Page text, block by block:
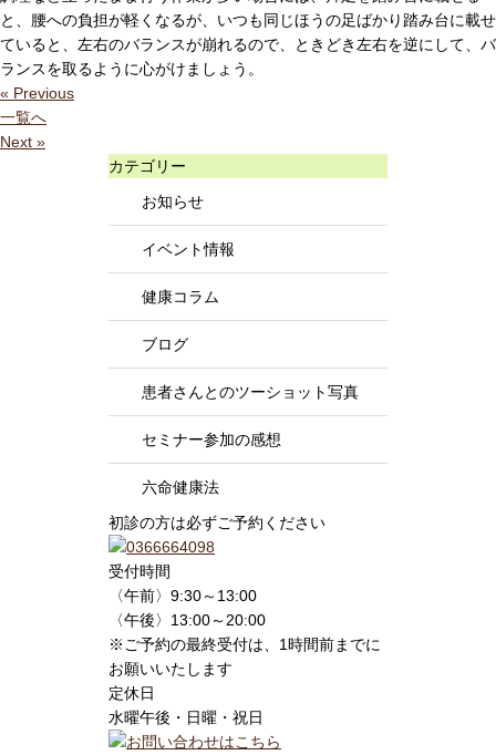
と、腰への負担が軽くなるが、いつも同じほうの足ばかり踏み台に載せ
ていると、左右のバランスが崩れるので、ときどき左右を逆にして、バ
ランスを取るように心がけましょう。
« Previous
一覧へ
Next »
カテゴリー
お知らせ
イベント情報
健康コラム
ブログ
患者さんとのツーショット写真
セミナー参加の感想
六命健康法
初診の方は必ずご予約ください
受付時間
〈午前〉9:30～13:00
〈午後〉13:00～20:00
※ご予約の最終受付は、1時間前までに
お願いいたします
定休日
水曜午後・日曜・祝日